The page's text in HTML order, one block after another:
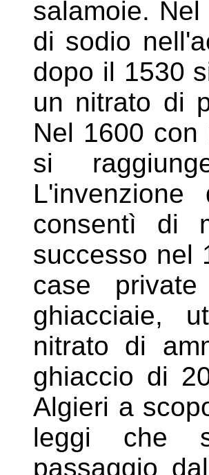
salamoie.
di sodio
dopo il 1530
un nitrato di
Nel 1600
si
L'invenzione
consentì di
successo nel
case
ghiacciaie,
nitrato di
ghiaccio di
Algieri a
leggi che
passaggio